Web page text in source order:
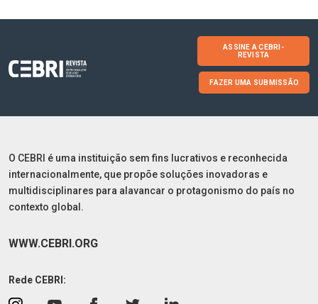
ASSINE A CEBRI-
REVISTA
FAZER UMA SUBMISSÃO
O CEBRI é uma instituição sem fins lucrativos e reconhecida
internacionalmente, que propõe soluções inovadoras e
multidisciplinares para alavancar o protagonismo do país no
contexto global.
WWW.CEBRI.ORG
Rede CEBRI: